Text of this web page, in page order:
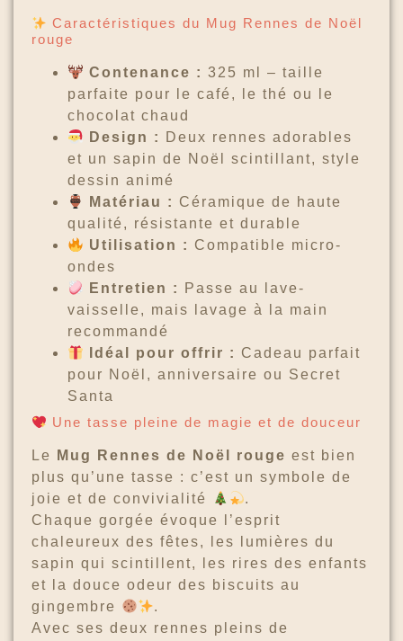
Caractéristiques du Mug Rennes de Noël
rouge
Contenance : 325 ml – taille
parfaite pour le café, le thé ou le
chocolat chaud
Design :
Deux rennes adorables
et un sapin de Noël scintillant, style
dessin animé
Matériau : Céramique de haute
qualité, résistante et durable
Utilisation : Compatible micro-
ondes
Entretien :
Passe au lave-
vaisselle, mais lavage à la main
recommandé
Idéal pour offrir : Cadeau parfait
pour Noël, anniversaire ou Secret
Santa
Une tasse pleine de magie et de douceur
Le Mug Rennes de Noël rouge est bien
plus qu’une tasse : c’est un symbole de
joie et de convivialité
.
Chaque gorgée évoque l’esprit
chaleureux des fêtes, les lumières du
sapin qui scintillent, les rires des enfants
et la douce odeur des biscuits au
gingembre
.
Avec ses deux rennes pleins de